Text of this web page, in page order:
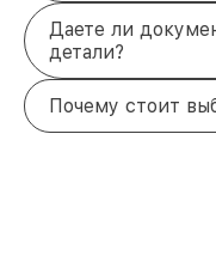
Даете ли
детали?
Почему стоит